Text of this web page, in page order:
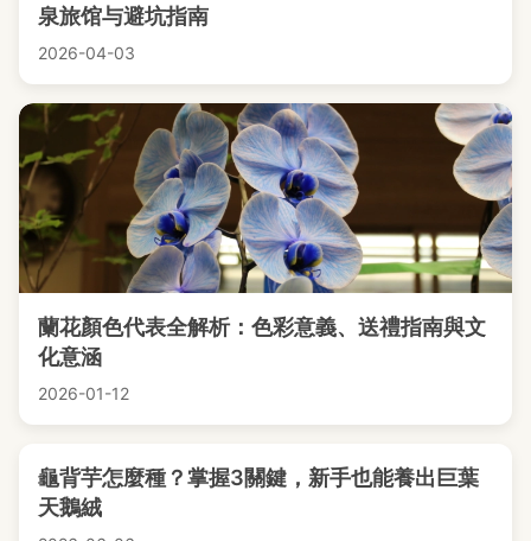
泉旅馆与避坑指南
2026-04-03
蘭花顏色代表全解析：色彩意義、送禮指南與文
化意涵
2026-01-12
龜背芋怎麼種？掌握3關鍵，新手也能養出巨葉
天鵝絨